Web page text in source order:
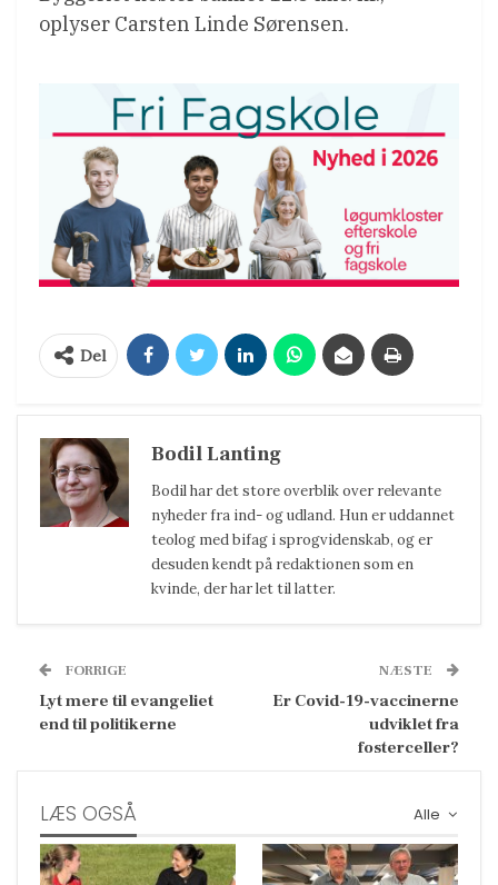
oplyser Carsten Linde Sørensen.
Del
Bodil Lanting
Bodil har det store overblik over relevante
nyheder fra ind- og udland. Hun er uddannet
teolog med bifag i sprogvidenskab, og er
desuden kendt på redaktionen som en
kvinde, der har let til latter.
FORRIGE
Lyt mere til evangeliet
end til politikerne
NÆSTE
Er Covid-19-vaccinerne
udviklet fra
fosterceller?
Alle
LÆS OGSÅ